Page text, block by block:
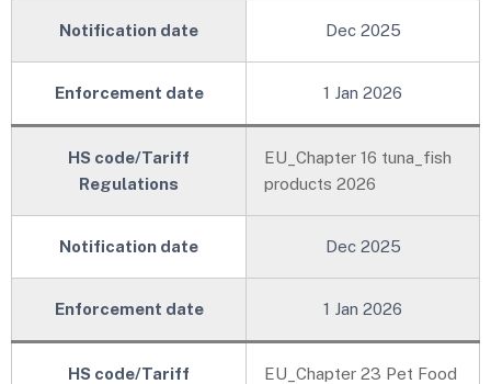
Notification date Dec 2025
Enforcement date 1 Jan 2026
HS code/Tariff
Regulations
EU_Chapter 16 tuna_fish
products 2026
Notification date Dec 2025
Enforcement date 1 Jan 2026
HS code/Tariff
EU_Chapter 23 Pet Food